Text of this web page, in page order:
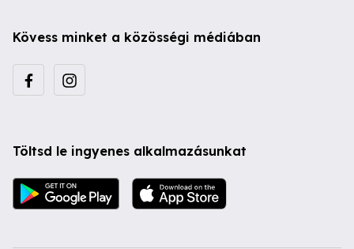
Kövess minket a közösségi médiában
Töltsd le ingyenes alkalmazásunkat